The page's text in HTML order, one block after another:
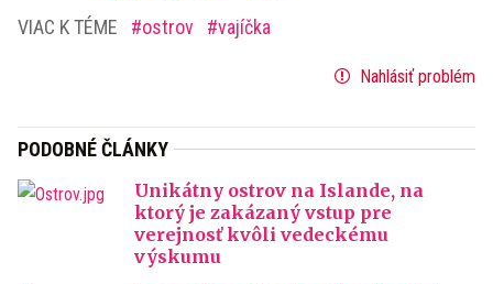
VIAC K TÉME ostrov vajíčka
Nahlásiť problém
PODOBNÉ ČLÁNKY
Unikátny ostrov na Islande, na
ktorý je zakázaný vstup pre
verejnosť kvôli vedeckému
výskumu